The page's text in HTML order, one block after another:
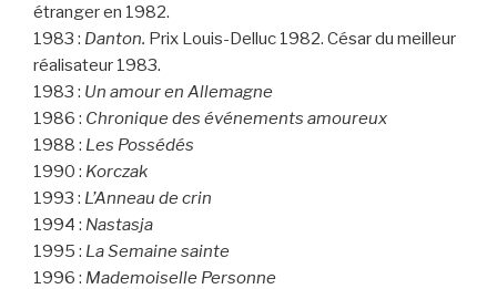
étranger en 1982.
1983 : Danton. Prix Louis-Delluc 1982. César du meilleur
réalisateur 1983.
1983 : Un amour en Allemagne
1986 : Chronique des événements amoureux
1988 : Les Possédés
1990 : Korczak
1993 : L’Anneau de crin
1994 : Nastasja
1995 : La Semaine sainte
1996 : Mademoiselle Personne